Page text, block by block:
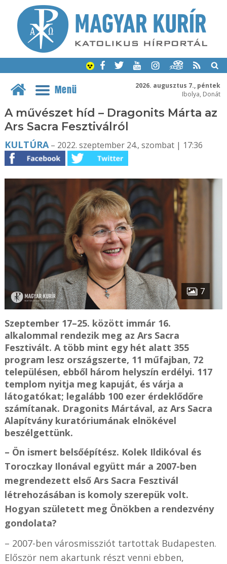
2026. augusztus 7., péntek
Ibolya, Donát
Menü
A művészet híd – Dragonits Márta az
Ars Sacra Fesztiválról
KULTÚRA– 2022. szeptember 24., szombat | 17:36
7
Szeptember 17–25. között immár 16.
alkalommal rendezik meg az Ars Sacra
Fesztivált. A több mint egy hét alatt 355
program lesz országszerte, 11 műfajban, 72
településen, ebből három helyszín erdélyi. 117
templom nyitja meg kapuját, és várja a
látogatókat; legalább 100 ezer érdeklődőre
számítanak. Dragonits Mártával, az Ars Sacra
Alapítvány kuratóriumának elnökével
beszélgettünk.
– Ön ismert belsőépítész. Kolek Ildikóval és
Toroczkay Ilonával együtt már a 2007-ben
megrendezett első Ars Sacra Fesztivál
létrehozásában is komoly szerepük volt.
Hogyan született meg Önökben a rendezvény
gondolata?
– 2007-ben városmissziót tartottak Budapesten.
Először nem akartunk részt venni ebben,